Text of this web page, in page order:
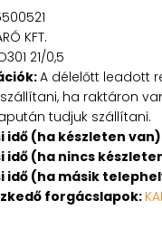
KFT.
21/0,5
A délelőtt leadott
ha raktáron
tudjuk szállítani.
idő (ha készleten
(ha nincs
idő (ha másik
forgácslapok: